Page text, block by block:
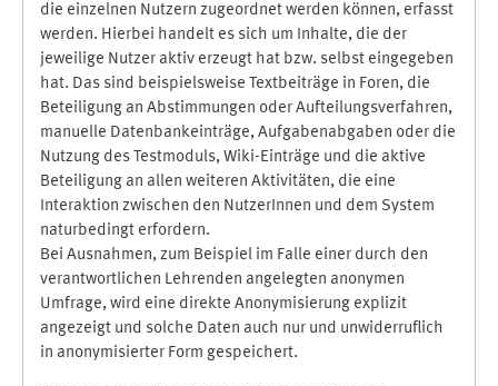
die einzelnen Nutzern zugeordnet werden können, erfasst
werden. Hierbei handelt es sich um Inhalte, die der
jeweilige Nutzer aktiv erzeugt hat bzw. selbst eingegeben
hat. Das sind beispielsweise Textbeiträge in Foren, die
Beteiligung an Abstimmungen oder Aufteilungsverfahren,
manuelle Datenbankeinträge, Aufgabenabgaben oder die
Nutzung des Testmoduls, Wiki-Einträge und die aktive
Beteiligung an allen weiteren Aktivitäten, die eine
Interaktion zwischen den NutzerInnen und dem System
naturbedingt erfordern.
Bei Ausnahmen, zum Beispiel im Falle einer durch den
verantwortlichen Lehrenden angelegten anonymen
Umfrage, wird eine direkte Anonymisierung explizit
angezeigt und solche Daten auch nur und unwiderruflich
in anonymisierter Form gespeichert.